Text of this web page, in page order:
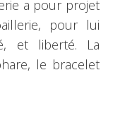
a pour projet
pour lui
et liberté. La
le bracelet